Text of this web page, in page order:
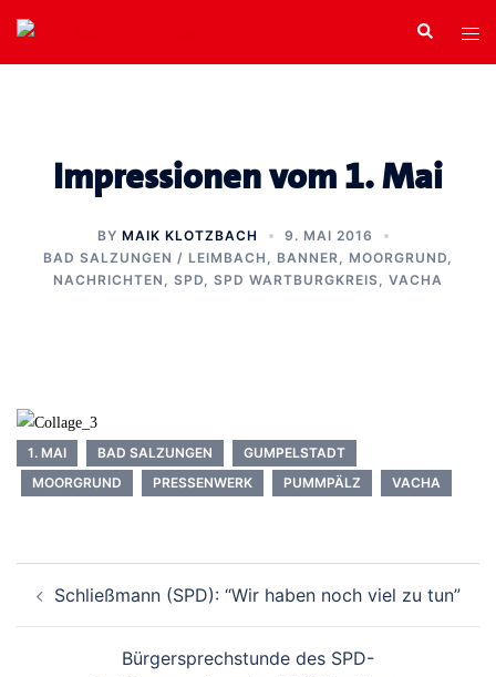
Zum
Inhalt
springen
Search
Impressionen vom 1. Mai
BY MAIK KLOTZBACH
9. MAI 2016
BAD SALZUNGEN / LEIMBACH
BANNER MOORGRUND
NACHRICHTEN
SPD SPD WARTBURGKREIS VACHA
1. MAI BAD SALZUNGEN
GUMPELSTADT
MOORGRUND
PRESSENWERK PUMMPÄLZ VACHA
Navigation
Schließmann (SPD): “Wir haben noch viel zu tun”
Bürgersprechstunde des SPD-